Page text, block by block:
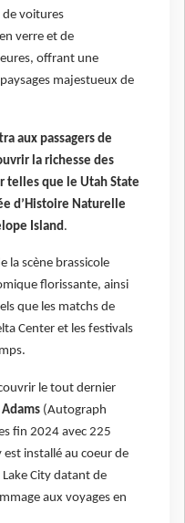
de voitures
verre et de
offrant une
majestueux de
aux passagers de
la richesse des
telles que le Utah State
d’Histoire Naturelle
Island .
la scène brassicole
florissante, ainsi
que les matchs de
Center et les festivals
le tout dernier
Adams (Autograph
fin 2024 avec 225
installé au coeur de
Lake City datant de
aux voyages en